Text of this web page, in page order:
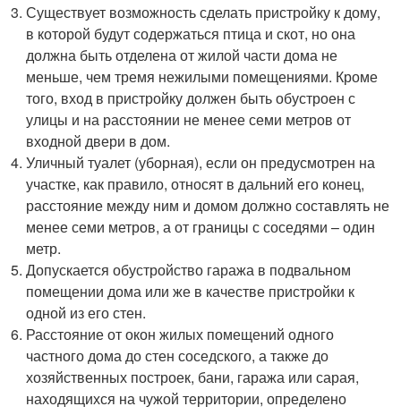
Существует возможность сделать пристройку к дому,
в которой будут содержаться птица и скот, но она
должна быть отделена от жилой части дома не
меньше, чем тремя нежилыми помещениями. Кроме
того, вход в пристройку должен быть обустроен с
улицы и на расстоянии не менее семи метров от
входной двери в дом.
Уличный туалет (уборная), если он предусмотрен на
участке, как правило, относят в дальний его конец,
расстояние между ним и домом должно составлять не
менее семи метров, а от границы с соседями – один
метр.
Допускается обустройство гаража в подвальном
помещении дома или же в качестве пристройки к
одной из его стен.
Расстояние от окон жилых помещений одного
частного дома до стен соседского, а также до
хозяйственных построек, бани, гаража или сарая,
находящихся на чужой территории, определено